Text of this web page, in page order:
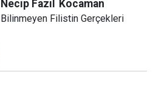
Necip Fazıl Kocaman
Bilinmeyen Filistin Gerçekleri